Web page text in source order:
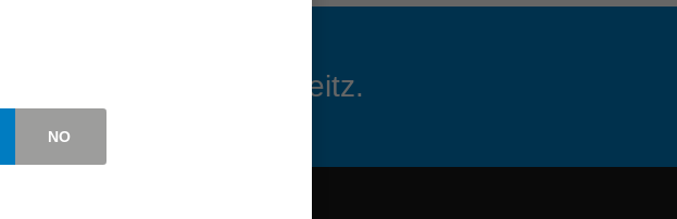
vous à la newsletter Leitz.
NO